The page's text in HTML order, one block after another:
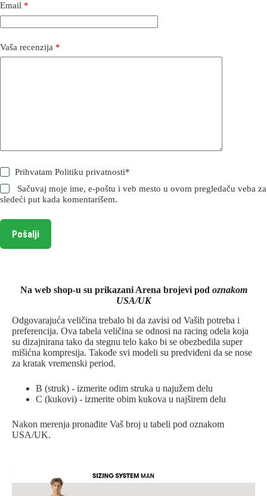
Email *
Vaša recenzija *
PrihvatamPolitiku privatnosti*
Sačuvaj moje ime, e-poštu i veb mesto u ovom pregledaču veba za
sledeći put kada komentarišem.
Pošalji
Na web shop-u su prikazani Arena brojevi pod oznakom
USA/UK
Odgovarajuća veličina trebalo bi da zavisi od Vaših potreba i
preferencija. Ova tabela veličina se odnosi na racing odela koja
su dizajnirana tako da stegnu telo kako bi se obezbedila super
mišićna kompresija. Takođe svi modeli su predviđeni da se nose
za kratak vremenski period.
B (struk) - izmerite odim struka u najužem delu
C (kukovi) - izmerite obim kukova u najširem delu
Nakon merenja pronađite Vaš broj u tabeli pod oznakom
USA/UK.